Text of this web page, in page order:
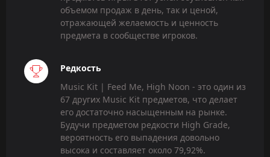
объемом продаж в день, так и ценой,
отражающей желаемость и ценность
предмета в сообществе игроков.
Редкость
Music Kit | Feed Me, High Noon - это один из
67 других Music Kit предметов, что делает
его достаточно насыщенным на рынке.
Будучи предметом редкости High Grade,
вероятность его выпадения довольно
высока и составляет около 79,92%.